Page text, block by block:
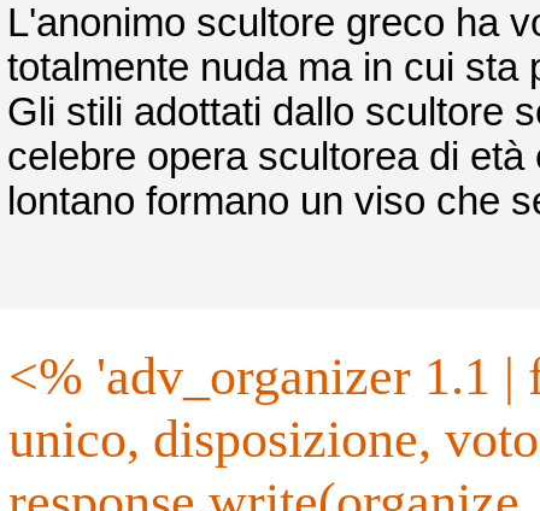
L'anonimo scultore greco ha
totalmente nuda ma in cui sta
Gli stili adottati dallo scultore
celebre opera scultorea di
lontano formano un viso che
<% 'adv_organizer 1.1 | formato, categoria, base, altezza,
unico, disposizione,